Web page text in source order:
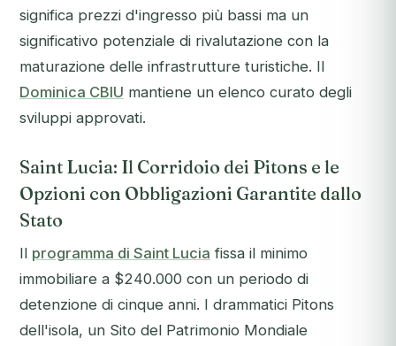
significa prezzi d'ingresso più bassi ma un
significativo potenziale di rivalutazione con la
maturazione delle infrastrutture turistiche. Il
Dominica CBIU mantiene un elenco curato degli
sviluppi approvati.
Saint Lucia: Il Corridoio dei Pitons e le
Opzioni con Obbligazioni Garantite dallo
Stato
Il programma di Saint Lucia fissa il minimo
immobiliare a $240.000 con un periodo di
detenzione di cinque anni. I drammatici Pitons
dell'isola, un Sito del Patrimonio Mondiale